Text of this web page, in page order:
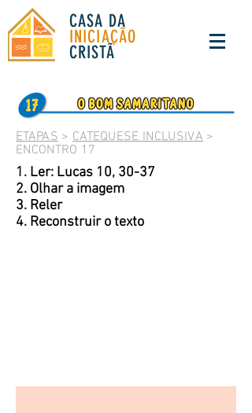
CASA DA
INICIAÇÃO
CRISTÃ
ETAPAS> CATEQUESE INCLUSIVA>
ENCONTRO 17
1. Ler: Lucas 10, 30-37
2. Olhar a imagem
3. Reler
4. Reconstruir o texto